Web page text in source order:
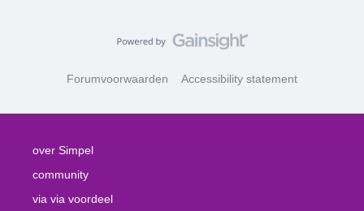
Forumvoorwaarden Accessibility statement
over Simpel
community
via via voordeel